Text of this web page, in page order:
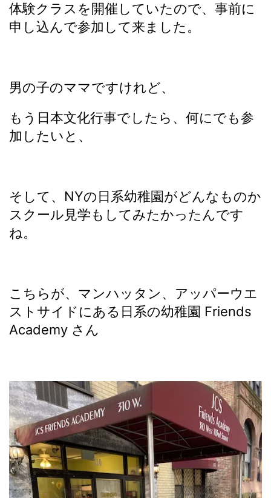
体験クラスを開催していたので、事前に
申し込んで参加して来ました。
男の子のママですけれど、
もう日本文化行事でしたら、何にでも参
加したいと、
そして、NYの日系幼稚園がどんなものか
スクール見学もしてみたかったんです
ね。
こちらが、マンハッタン、アッパーウエ
ストサイドにある日系の幼稚園 Friends
Academy さん